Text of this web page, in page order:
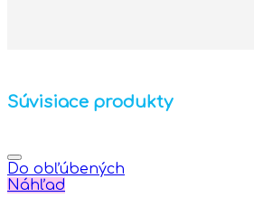
Súvisiace produkty
Do obľúbených
Náhľad